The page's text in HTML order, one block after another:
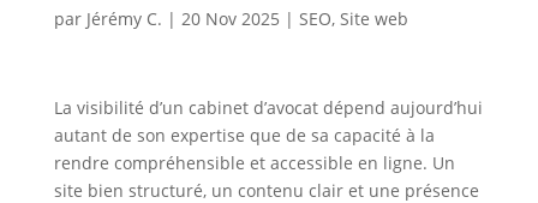
par Jérémy C. | 20 Nov 2025 | SEO, Site web
La visibilité d’un cabinet d’avocat dépend aujourd’hui
autant de son expertise que de sa capacité à la
rendre compréhensible et accessible en ligne. Un
site bien structuré, un contenu clair et une présence